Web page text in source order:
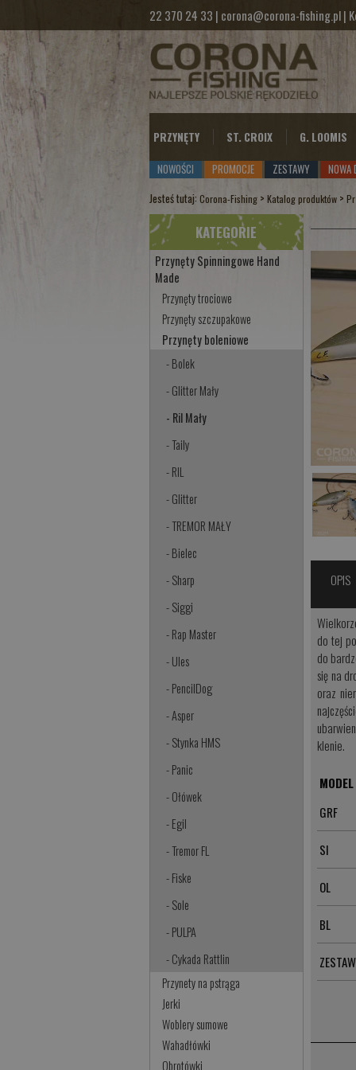
22 370 24 33 | corona@corona-fishing.pl|
PRZYNĘTY ST. CROIX
G. LOOMIS
NOWOŚCI
PROMOCJE ZESTAWY
NOWA
Jesteś tutaj: Corona-Fishing >Katalog produktów >
KATEGORIE
Przynęty Spinningowe Hand
Made
Przynęty trociowe
Przynęty szczupakowe
Przynęty boleniowe
- Bolek
- Glitter Mały
- Ril Mały
- Taily
- RIL
- Glitter
- TREMOR MAŁY
- Bielec
- Sharp
- Siggi
- Rap Master
- Ules
- PencilDog
- Asper
- Stynka HMS
- Panic
- Ołówek
- Egil
- Tremor FL
- Fiske
- Sole
- PULPA
- Cykada Rattlin
Przynety na pstrąga
Jerki
Woblery sumowe
Wahadłówki
Obrotówki
OPIS
do tej
do
się na
oraz
klenie.
MODEL
GRF
SI
OL
BL